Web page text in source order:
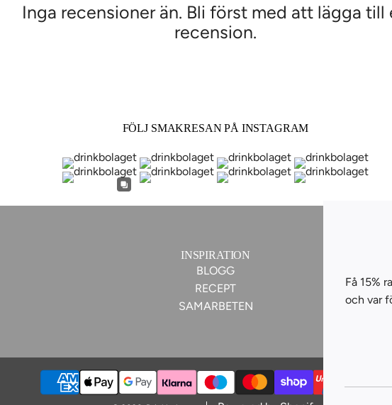
Inga recensioner än. Bli först med att lägga till
recension.
FÖLJ SMAKRESAN PÅ INSTAGRAM
INSPIRATION
BLOGG
RECEPT
SAMARBETEN
och var